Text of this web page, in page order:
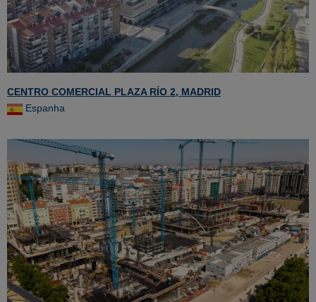
CENTRO COMERCIAL PLAZA RÍO 2, MADRID
Espanha